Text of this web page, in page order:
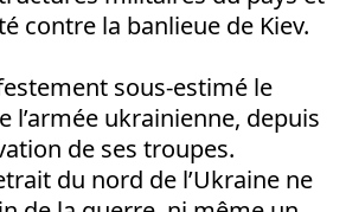
contre la banlieue de Kiev.
sous-estimé le
l’armée ukrainienne, depuis
de ses troupes.
du nord de l’Ukraine ne